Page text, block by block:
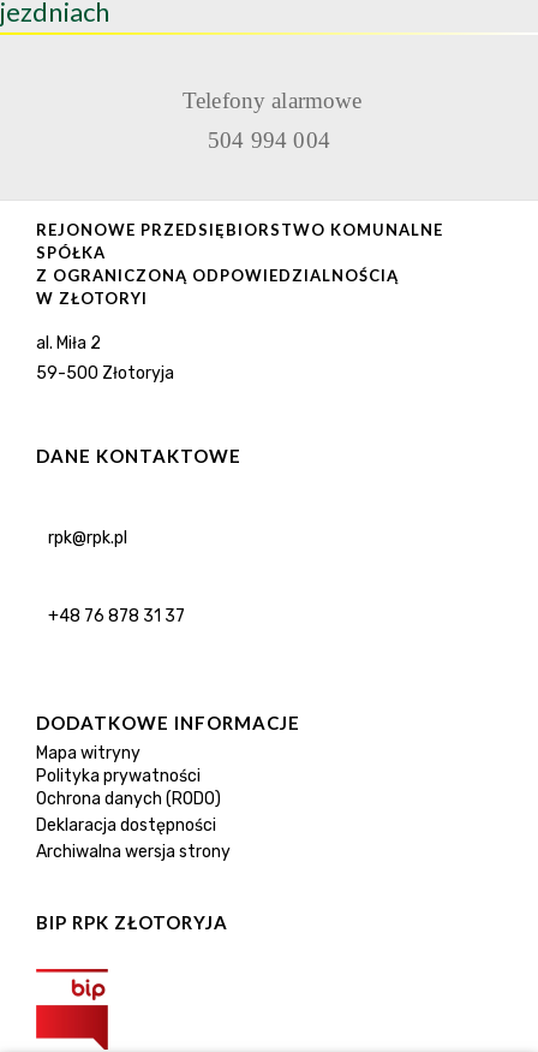
jezdniach
Telefony alarmowe
504 994 004
REJONOWE PRZEDSIĘBIORSTWO KOMUNALNE
SPÓŁKA
Z OGRANICZONĄ ODPOWIEDZIALNOŚCIĄ
W ZŁOTORYI
al. Miła 2
59-500 Złotoryja
DANE KONTAKTOWE
rpk@rpk.pl
+48 76 878 31 37
DODATKOWE INFORMACJE
Mapa witryny
Polityka prywatności
Ochrona danych (RODO)
Deklaracja dostępności
Archiwalna wersja strony
BIP RPK ZŁOTORYJA